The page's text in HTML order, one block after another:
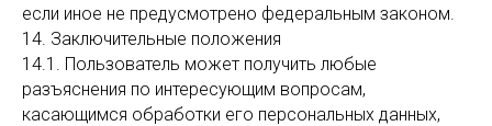
если иное не предусмотрено федеральным законом.
14. Заключительные положения
14.1. Пользователь может получить любые
разъяснения по интересующим вопросам,
касающимся обработки его персональных данных,